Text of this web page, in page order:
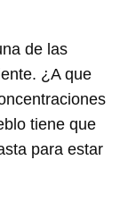
de las
¿A que
tiene que
para estar